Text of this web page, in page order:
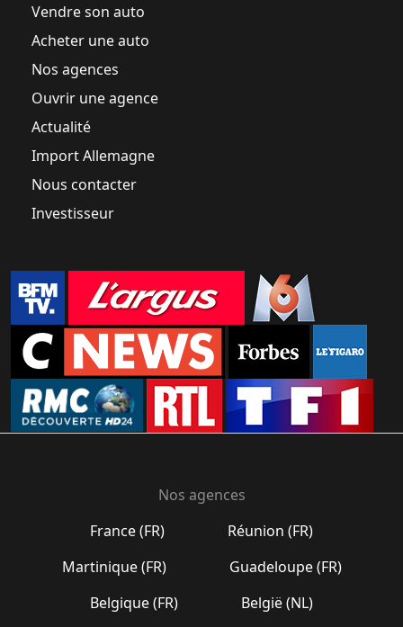
Vendre son auto
Acheter une auto
Nos agences
Ouvrir une agence
Actualité
Import Allemagne
Nous contacter
Investisseur
Nos agences
France (FR)
Réunion (FR)
Martinique (FR)
Guadeloupe (FR)
Belgique (FR)
België (NL)